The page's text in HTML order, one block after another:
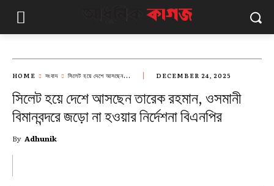
HOME সংবাদ সিলেট হয়ে দেশে আসছেন... DECEMBER 24, 2025
সিলেট হয়ে দেশে আসছেন তারেক রহমান, ওসমানী
বিমানবন্দরে জড়ো না হওয়ার নির্দেশনা বিএনপির
By Adhunik